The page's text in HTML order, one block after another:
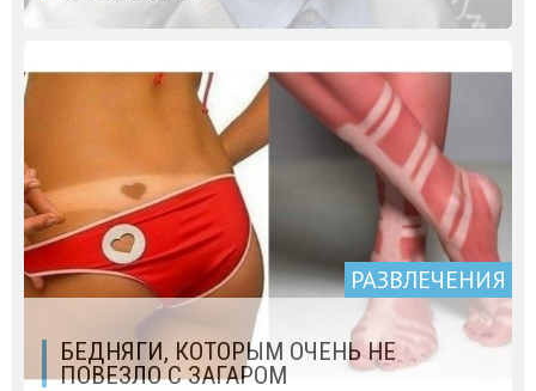
РАЗВЛЕЧЕНИЯ
БЕДНЯГИ, КОТОРЫМ ОЧЕНЬ НЕ
ПОВЕЗЛО С ЗАГАРОМ